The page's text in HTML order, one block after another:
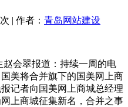
| 作者： 青岛网站建设
会翠报道：持续一周的电
美将合并旗下的国美网上商
记者向国美网上商城总经理
上商城征集新名，合并之事